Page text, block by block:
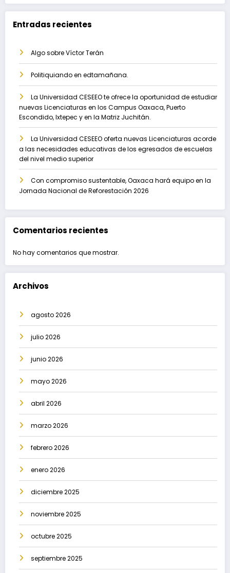
Entradas recientes
Algo sobre Víctor Terán
Politiquiando en edtamañana.
La Universidad CESEEO te ofrece la oportunidad de estudiar
nuevas Licenciaturas en los Campus Oaxaca, Puerto
Escondido, Ixtepec y en la Matriz Juchitán.
La Universidad CESEEO oferta nuevas Licenciaturas acorde
a las necesidades educativas de los egresados de escuelas
del nivel medio superior
Con compromiso sustentable, Oaxaca hará equipo en la
Jornada Nacional de Reforestación 2026
Comentarios recientes
No hay comentarios que mostrar.
Archivos
agosto 2026
julio 2026
junio 2026
mayo 2026
abril 2026
marzo 2026
febrero 2026
enero 2026
diciembre 2025
noviembre 2025
octubre 2025
septiembre 2025